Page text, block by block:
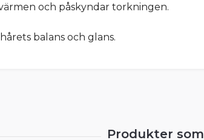
och påskyndar torkningen.
balans och glans.